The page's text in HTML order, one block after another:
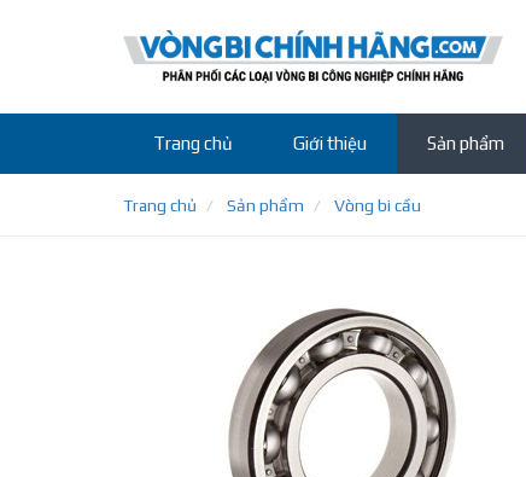
Trang chủ Giới thiệu Sản phẩm
Trang chủ Sản phẩm Vòng bi cầu